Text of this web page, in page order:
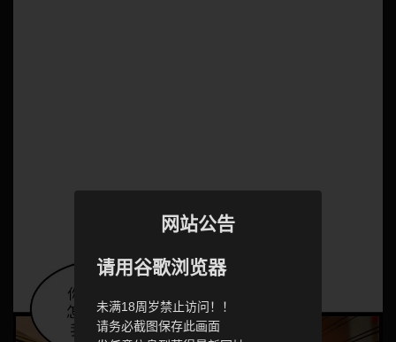
网站公告
请用谷歌浏览器
未满18周岁禁止访问！！
请务必截图保存此画面